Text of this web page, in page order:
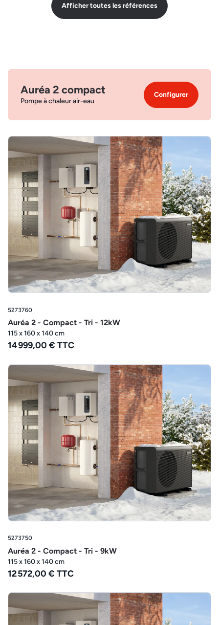
Afficher toutes les références
Auréa 2 compact
Pompe à chaleur air-eau
Configurer
5273760
Auréa 2 - Compact - Tri - 12kW
115 x 160 x 140 cm
14 999,00 € TTC
5273750
Auréa 2 - Compact - Tri - 9kW
115 x 160 x 140 cm
12 572,00 € TTC